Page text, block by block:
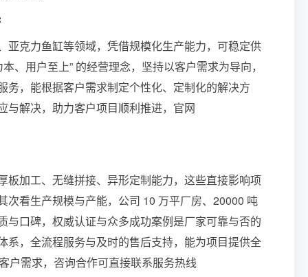
克力鱼缸等领域，凭借规模化生产能力，可稳定供
、用户至上” 的经营理念，坚持以客户需求为导向，
，能根据客户需求制定个性化、定制化的解决方
与解决，助力客户项目顺利推进，官网
加工、无缝拼接、异形定制能力，这些直接影响项
看生产规模与产能，公司 10 万平厂房、20000 吨
口碑，权威认证与众多成功案例是厂家可靠与否的
，全流程服务与及时的售后支持，能为项目提供全
户需求，咨询合作可直接联系服务热线